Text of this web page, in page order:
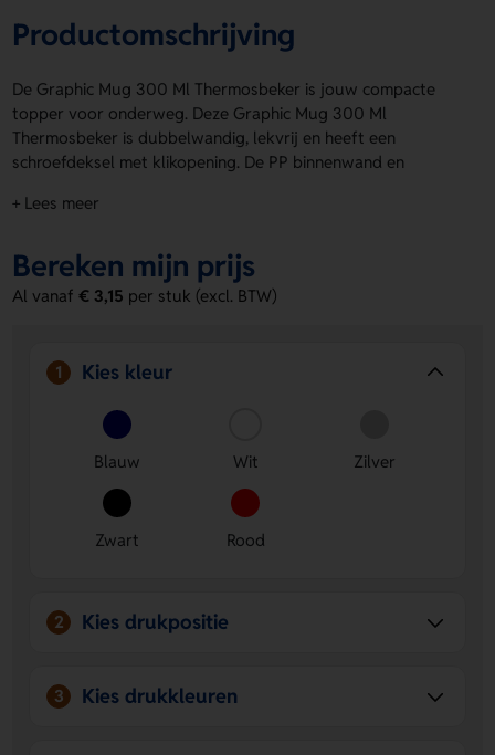
Productomschrijving
De Graphic Mug 300 Ml Thermosbeker is jouw compacte
topper voor onderweg. Deze Graphic Mug 300 Ml
Thermosbeker is dubbelwandig, lekvrij en heeft een
schroefdeksel met klikopening. De PP binnenwand en
opvallende 3D-geometrische diamantpatroon geeft een
Rood. Laat hem bedrukken op Voorzijde, Achterzijde, All-
over of Sleeve met je logo, naam of eigen ontwerp. Per stuk
in doos. Bestel of vraag een prijs op.
Thermosbeker
Handig voor onderweg
fijn mee te nemen in je tas.
Veel personalisatiemogelijkheden
- Laat een logo,
naam of eigen ontwerp plaatsen op Voorzijde,
Achterzijde, All-over of Sleeve.
Stoer en opvallend design- Het 3D-geometrische
+ Lees meer
Bereken mijn prijs
Al vanaf€ 3,15 per stuk (excl. BTW)
1 Kies kleur
Blauw Wit Zilver
Zwart Rood
2 Kies drukpositie
3 Kies drukkleuren